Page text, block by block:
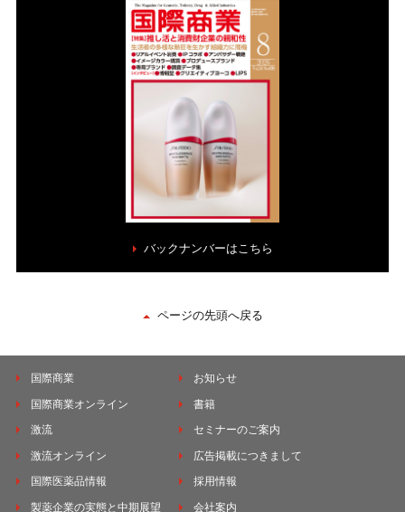
バックナンバーはこちら
ページの先頭へ戻る
国際商業
国際商業オンライン
激流
激流オンライン
国際医薬品情報
製薬企業の実態と中期展望
お知らせ
書籍
セミナーのご案内
広告掲載につきまして
採用情報
会社案内